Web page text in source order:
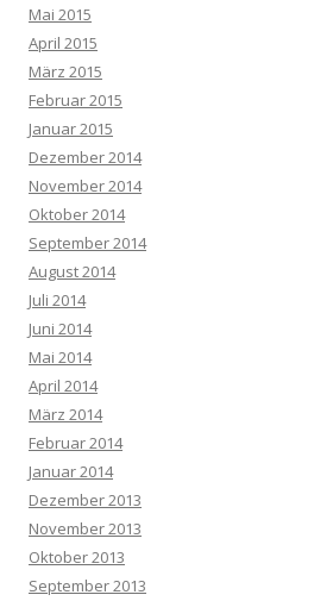
Mai 2015
April 2015
März 2015
Februar 2015
Januar 2015
Dezember 2014
November 2014
Oktober 2014
September 2014
August 2014
Juli 2014
Juni 2014
Mai 2014
April 2014
März 2014
Februar 2014
Januar 2014
Dezember 2013
November 2013
Oktober 2013
September 2013